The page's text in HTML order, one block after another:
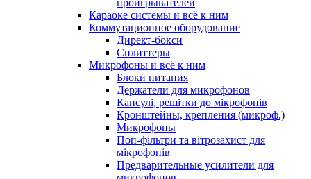
проигрывателей
Караоке системы и всё к ним
Коммутационное оборудование
Директ-бокси
Сплиттеры
Микрофоны и всё к ним
Блоки питания
Держатели для микрофонов
Капсулі, решітки до мікрофонів
Кронштейны, крепления (микроф.)
Микрофоны
Поп-фільтри та вітрозахист для
мікрофонів
Предварительные усилители для